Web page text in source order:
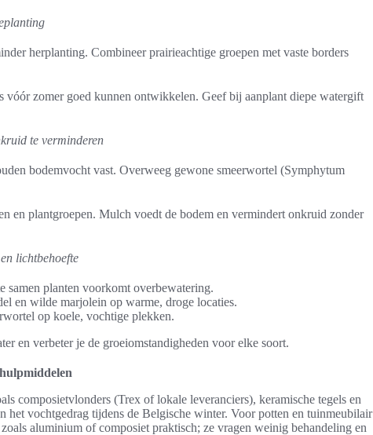
herplanting. Combineer prairieachtige groepen met vaste borders
vóór zomer goed kunnen ontwikkelen. Geef bij aanplant diepe watergift
te verminderen
bodemvocht vast. Overweeg gewone smeerwortel (Symphytum
en plantgroepen. Mulch voedt de bodem en vermindert onkruid zonder
lichtbehoefte
samen planten voorkomt overbewatering.
en wilde marjolein op warme, droge locaties.
op koele, vochtige plekken.
en verbeter je de groeiomstandigheden voor elke soort.
composietvlonders (Trex of lokale leveranciers), keramische tegels en
het vochtgedrag tijdens de Belgische winter. Voor potten en tuinmeubilair
aluminium of composiet praktisch; ze vragen weinig behandeling en